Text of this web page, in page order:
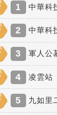
1 中華科
2 中華科
3 軍人公
4 凌雲站
5 九如里